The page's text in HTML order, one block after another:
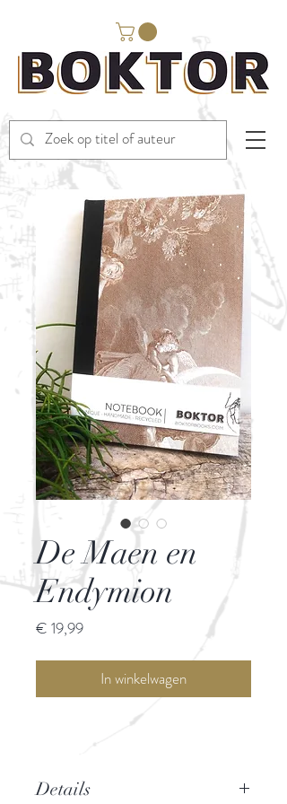
De Maen en
Endymion
€ 19,99Prijs
In winkelwagen
Details